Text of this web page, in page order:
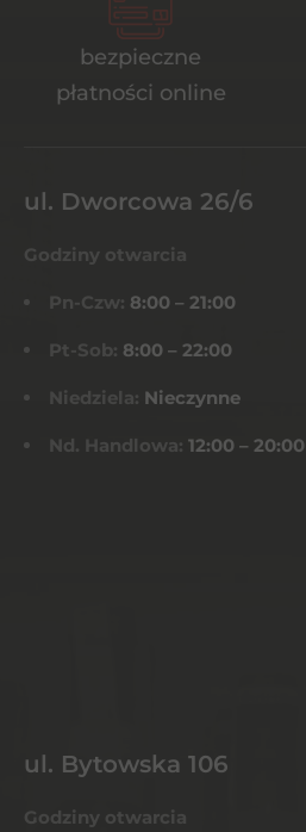
bezpieczne
płatności online
ul. Dworcowa 26/6
Godziny otwarcia
Pn-Czw: 8:00 – 21:00
Pt-Sob: 8:00 – 22:00
Niedziela: Nieczynne
Nd. Handlowa: 12:00 – 20:00
ul. Bytowska 106
Godziny otwarcia